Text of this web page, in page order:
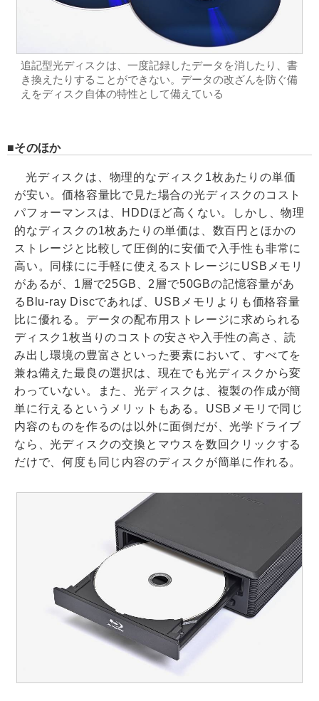
追記型光ディスクは、一度記録したデータを消したり、書
き換えたりすることができない。データの改ざんを防ぐ備
えをディスク自体の特性として備えている
そのほか
光ディスクは、物理的なディスク1枚あたりの単価
が安い。価格容量比で見た場合の光ディスクのコスト
パフォーマンスは、HDDほど高くない。しかし、物理
的なディスクの1枚あたりの単価は、数百円とほかの
ストレージと比較して圧倒的に安価で入手性も非常に
高い。同様にに手軽に使えるストレージにUSBメモリ
があるが、1層で25GB、2層で50GBの記憶容量があ
るBlu-ray Discであれば、USBメモリよりも価格容量
比に優れる。データの配布用ストレージに求められる
ディスク1枚当りのコストの安さや入手性の高さ、読
み出し環境の豊富さといった要素において、すべてを
兼ね備えた最良の選択は、現在でも光ディスクから変
わっていない。また、光ディスクは、複製の作成が簡
単に行えるというメリットもある。USBメモリで同じ
内容のものを作るのは以外に面倒だが、光学ドライブ
なら、光ディスクの交換とマウスを数回クリックする
だけで、何度も同じ内容のディスクが簡単に作れる。